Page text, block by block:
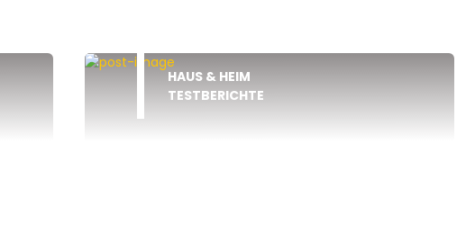
HAUS & HEIM
TESTBERICHTE